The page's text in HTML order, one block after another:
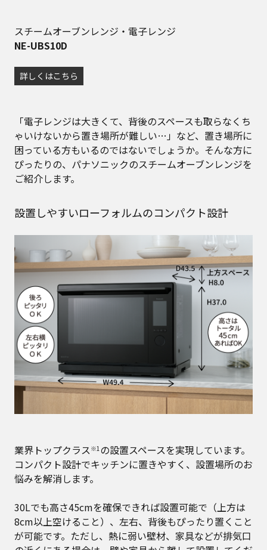
スチームオーブンレンジ・電子レンジ
NE-UBS10D
詳しくはこちら
「電子レンジは大きくて、背後のスペースも取らなくち
ゃいけないから置き場所が難しい…」など、置き場所に
困っている方もいるのではないでしょうか。そんな方に
ぴったりの、パナソニックのスチームオーブンレンジを
ご紹介します。
設置しやすいローフォルムのコンパクト設計
業界トップクラス※1の設置スペースを実現しています。
コンパクト設計でキッチンに置きやすく、設置場所のお
悩みを解消します。
30Lでも高さ45cmを確保できれば設置可能で（上方は
8cm以上空けること）、左右、背後もぴったり置くこと
が可能です。ただし、熱に弱い壁材、家具などが排気口